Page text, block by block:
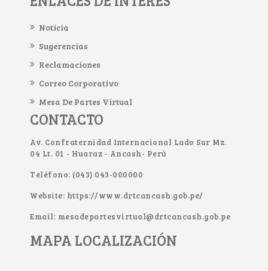
Noticia
Sugerencias
Reclamaciones
Correo Corporativo
Mesa De Partes Virtual
CONTACTO
Av. Confraternidad Internacional Lado Sur Mz.
04 Lt. 01 - Huaraz - Ancash- Perú
Teléfono: (043) 043-000000
Website: https://www.drtcancash.gob.pe/
Email: mesadepartesvirtual@drtcancash.gob.pe
MAPA LOCALIZACIÓN